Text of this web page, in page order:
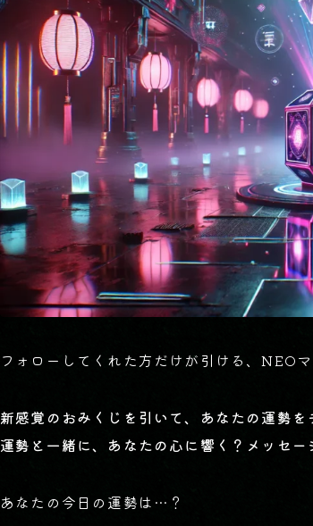
フォローしてくれた方だけが引ける、NEO
新感覚のおみくじを引いて、あなたの運勢を
運勢と一緒に、あなたの心に響く？メッセー
あなたの今日の運勢は…？